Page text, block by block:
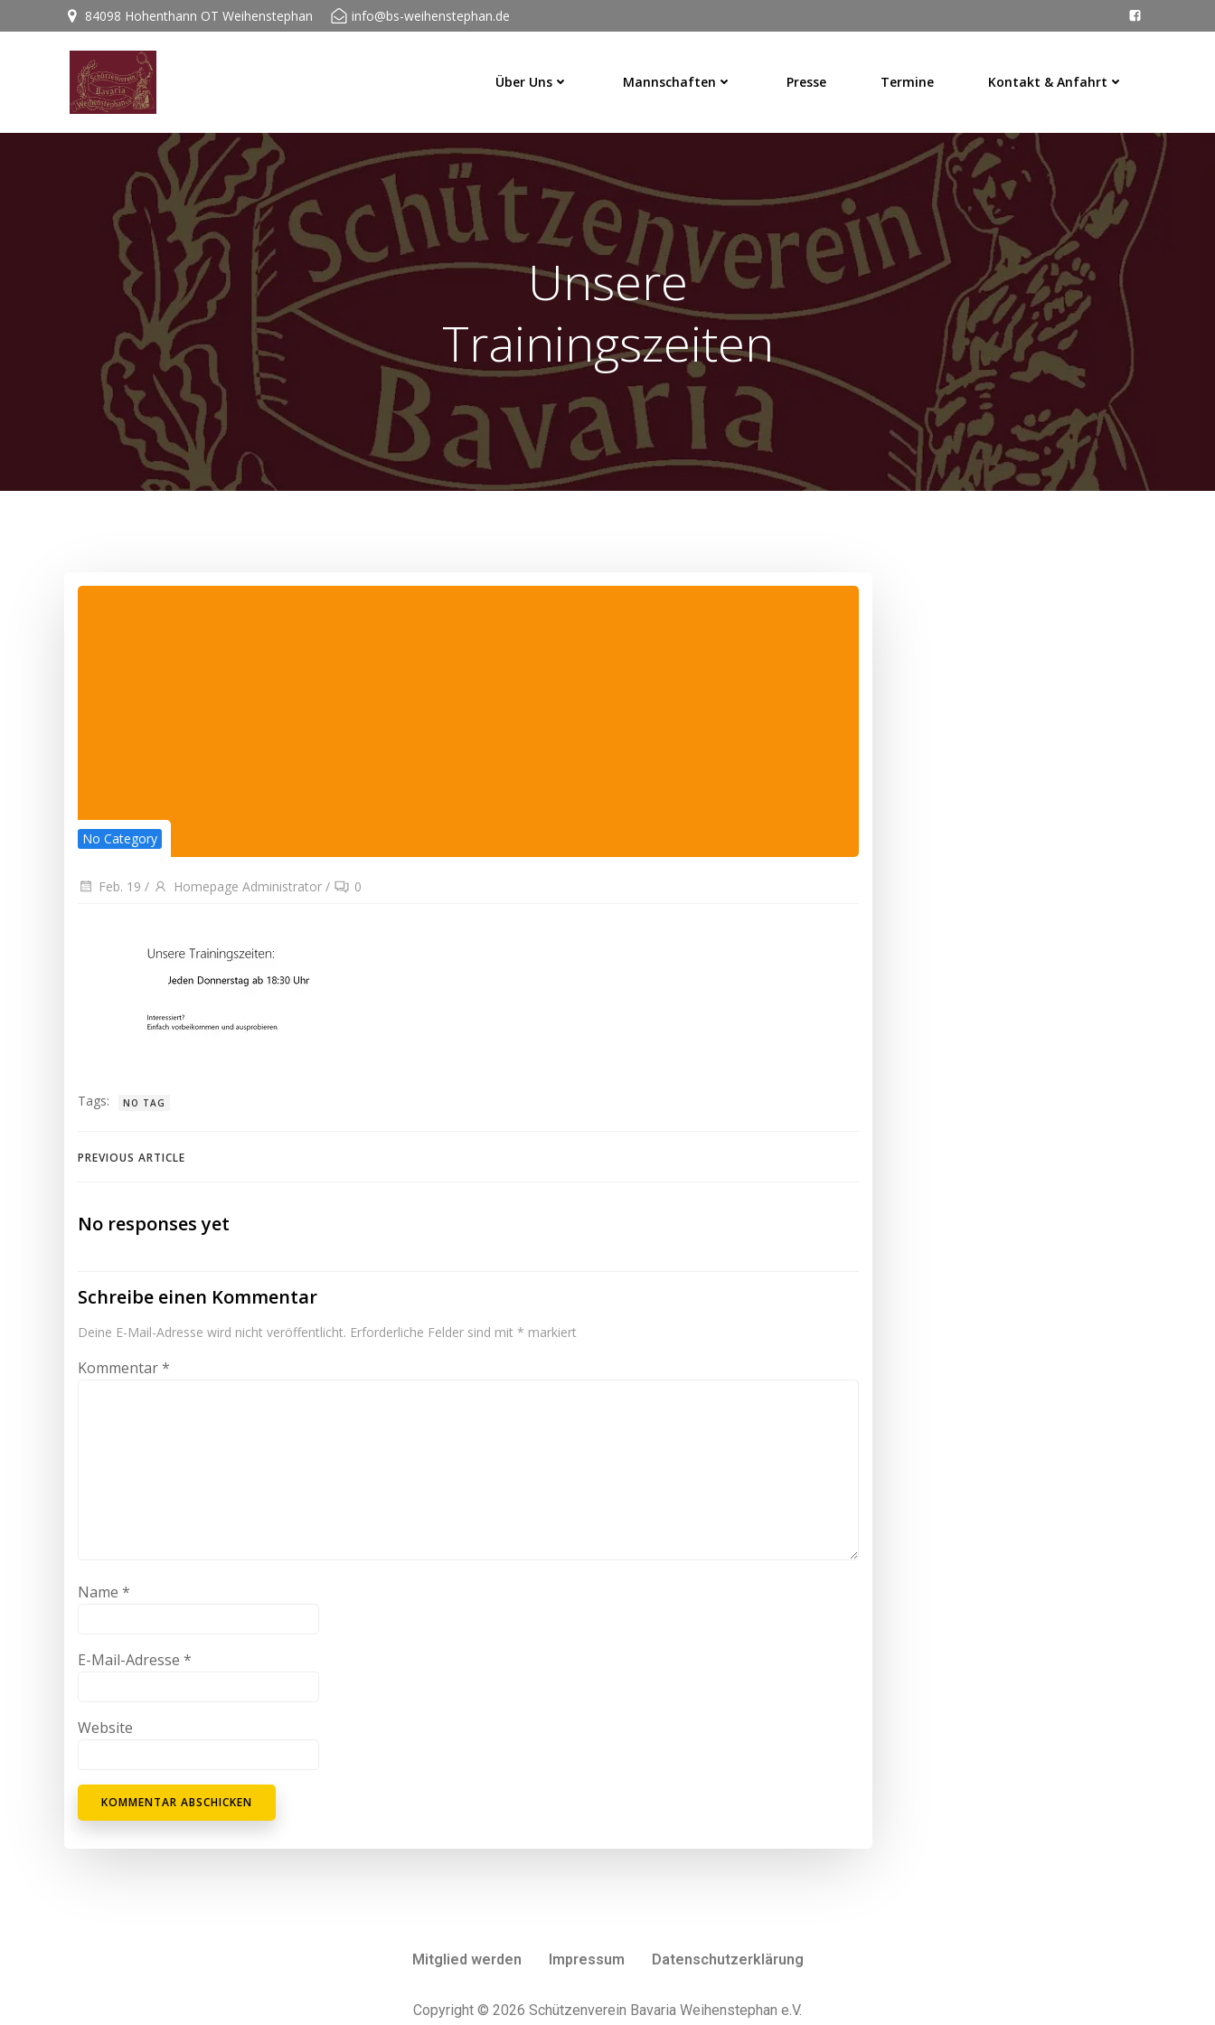
84098 Hohenthann OT Weihenstephan info@bs-weihenstephan.de
Über Uns Mannschaften Presse Termine Kontakt & Anfahrt
Unsere
Trainingszeiten
No Category
Feb. 19 / Homepage Administrator / 0
Tags: NO TAG
PREVIOUS ARTICLE
No responses yet
Schreibe einen Kommentar
Deine E-Mail-Adresse wird nicht veröffentlicht. Erforderliche Felder sind mit * markiert
Kommentar*
Name *
E-Mail-Adresse *
Website
Mitglied werden Impressum Datenschutzerklärung
Copyright © 2026 Schützenverein Bavaria Weihenstephan e.V.